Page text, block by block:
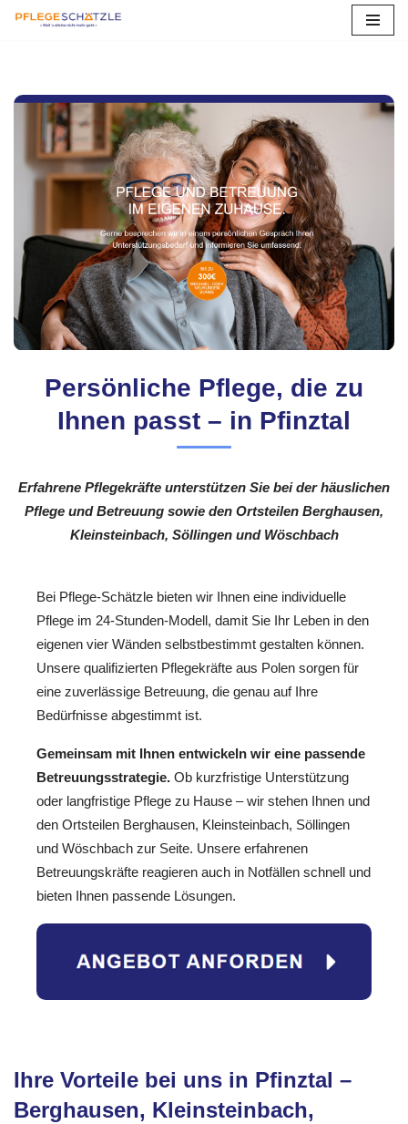
springen
Persönliche Pflege, die zu
Ihnen passt – in Pfinztal
Erfahrene Pflegekräfte unterstützen Sie bei der häuslichen
Pflege und Betreuung sowie den Ortsteilen Berghausen,
Kleinsteinbach, Söllingen und Wöschbach
Bei Pflege-Schätzle bieten wir Ihnen eine individuelle
Pflege im 24-Stunden-Modell, damit Sie Ihr Leben in den
eigenen vier Wänden selbstbestimmt gestalten können.
Unsere qualifizierten Pflegekräfte aus Polen sorgen für
eine zuverlässige Betreuung, die genau auf Ihre
Bedürfnisse abgestimmt ist.
Gemeinsam mit Ihnen entwickeln wir eine passende
Betreuungsstrategie. Ob kurzfristige Unterstützung
oder langfristige Pflege zu Hause – wir stehen Ihnen und
den Ortsteilen Berghausen, Kleinsteinbach, Söllingen
und Wöschbach zur Seite. Unsere erfahrenen
Betreuungskräfte reagieren auch in Notfällen schnell und
bieten Ihnen passende Lösungen.
Ihre Vorteile bei uns in Pfinztal –
Berghausen, Kleinsteinbach,